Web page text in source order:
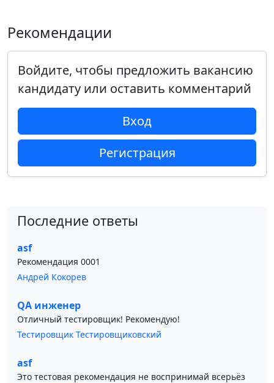
Рекомендации
Войдите, чтобы предложить вакансию
кандидату или оставить комментарий
Вход
Регистрация
Последние ответы
asf
Рекомендация 0001
Андрей Кокорев
QA инженер
Отличный тестировщик! Рекомендую!
Тестировщик Тестировщиковский
asf
Это тестовая рекомендация не воспринимай всерьёз